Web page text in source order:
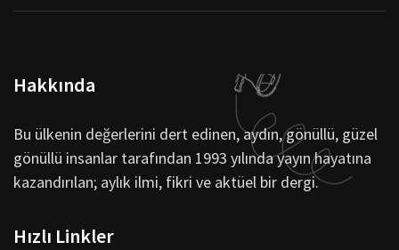
Hakkında
Bu ülkenin değerlerini dert edinen, aydın, gönüllü, güzel
gönüllü insanlar tarafından 1993 yılında yayın hayatına
kazandırılan; aylık ilmi, fikri ve aktüel bir dergi.
Hızlı Linkler